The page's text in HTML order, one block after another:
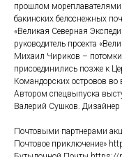
прошлом
бакинских белоснежных
«Великая Северная
руководитель проекта
Михаил Чириков – потомки
присоединились позже к
Командорских островов
Автором спецвыпуска
Валерий Сушков. Дизайнер
Почтовыми партнерами
Почтовое приключение»